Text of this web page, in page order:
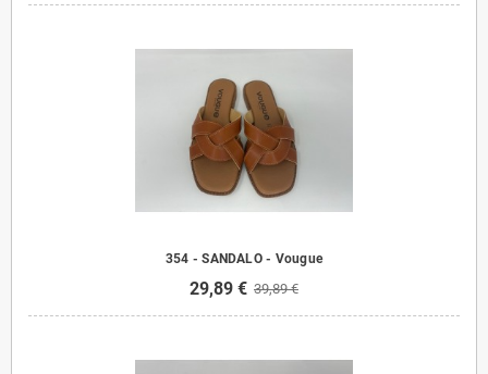
354 - SANDALO - Vougue
29,89 € 39,89 €